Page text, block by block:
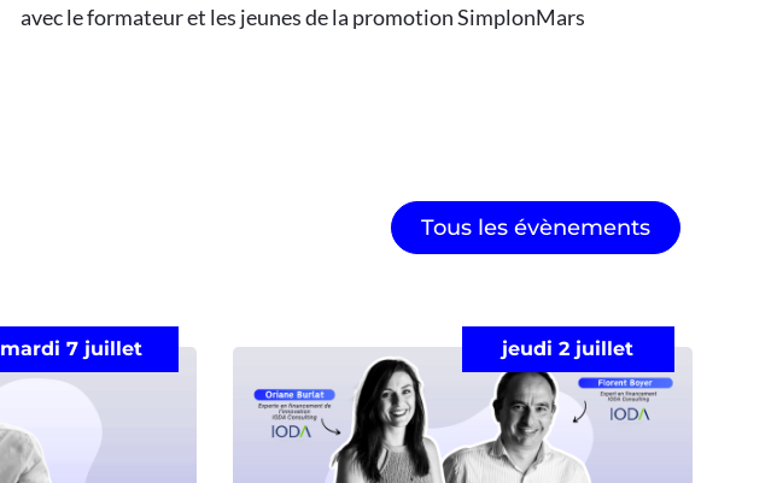
avec le formateur et les jeunes de la promotion SimplonMars
Tous les évènements
mardi 7 juillet jeudi 2 juillet